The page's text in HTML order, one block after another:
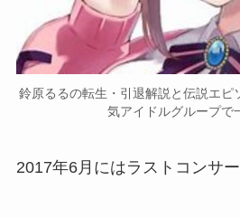
鈴原るるの転生・引退解説と伝説エ
気アイドルグループで
2017年6月にはラストコンサ